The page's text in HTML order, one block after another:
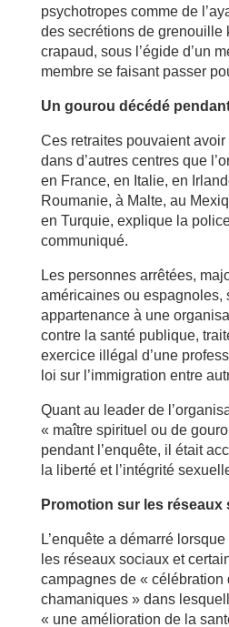
psychotropes comme de
des secrétions de grenouille
crapaud, sous l’égide d’un
membre se faisant passer
Un gourou décédé
Ces retraites pouvaient
dans d’autres centres que
en France, en Italie, en
Roumanie, à Malte, au
en Turquie, explique la
communiqué.
Les personnes arrêtées,
américaines ou espagnoles,
appartenance à une
contre la santé publique,
exercice illégal d’une
loi sur l’immigration entre
Quant au leader de
« maître spirituel ou de
pendant l’enquête, il était
la liberté et l’intégrité
Promotion sur les réseaux
L’enquête a démarré
les réseaux sociaux et
campagnes de « célébration
chamaniques » dans
« une amélioration de la